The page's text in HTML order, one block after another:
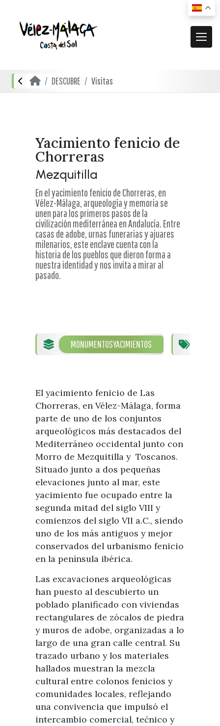
El municipio
Mapa interactivo
Localidades
Localidades Costeras
Localidades de Interior
Oficinas de Turismo
Atención al extranjero
Punto Ayuntamiento
Sectores
DESCUBRE
De compras
Restauración
Gastronomía local
Alojamientos
Visitas
Fiestas y eventos
Fiestas de singularidad turística
Noticias
RECURSOS
Vídeos promocionales
Documentación
Folletos turísticos
Planos
Guías turísticas
Direcciones y teléfonos del
Ayuntamiento
DESCUBRE Visitas
Yacimiento fenicio de
Chorreras
Mezquitilla
En el yacimiento fenicio de Chorreras, en
Vélez-Málaga, arqueología y memoria se
unen para los primeros pasos de la
civilización mediterránea en Andalucía. Entre
casas de adobe, urnas funerarias y ajuares
milenarios, este enclave cuenta con la
historia de los pueblos que dieron forma a
nuestra identidad y nos invita a mirar al
pasado.
MONUMENTOSYACIMIENTOS
El yacimiento fenicio de Las
Chorreras, en Vélez-Málaga, forma
parte de uno de los conjuntos
arqueológicos más destacados del
Mediterráneo occidental junto con
Morro de Mezquitilla y Toscanos.
Situado junto a dos pequeñas
elevaciones junto al mar, este
yacimiento fue ocupado entre la
segunda mitad del siglo VIII y
comienzos del siglo VII a.C., siendo
uno de los más antiguos y mejor
conservados del urbanismo fenicio
en la península ibérica.
Las excavaciones arqueológicas
han puesto al descubierto un
poblado planificado con viviendas
rectangulares de zócalos de piedra
y muros de adobe, organizadas a lo
largo de una gran calle central. Su
trazado urbano y los materiales
hallados muestran la mezcla
cultural entre colonos fenicios y
comunidades locales, reflejando
una convivencia que impulsó el
intercambio comercial, tećnico y